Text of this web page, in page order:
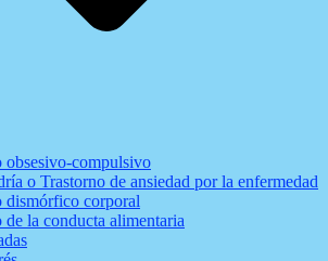
obsesivo-compulsivo
o Trastorno de ansiedad por la enfermedad
dismórfico corporal
de la conducta alimentaria